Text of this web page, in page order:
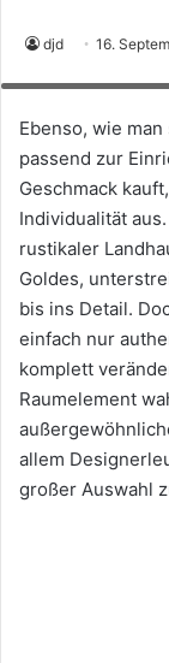
djd 16.
Designerleuchten
Ebenso, wie
passend zur
Geschmack
Individualität
rustikaler
Goldes,
bis ins Detail.
einfach nur
komplett
Raumelement
allem
großer Auswahl